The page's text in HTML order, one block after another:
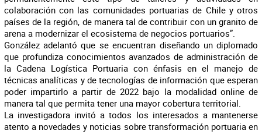
colaboración con las comunidades portuarias de Chile y otros
países de la región, de manera tal de contribuir con un granito de
arena a modernizar el ecosistema de negocios portuarios”.
González adelantó que se encuentran diseñando un diplomado
que profundiza conocimientos avanzados de administración de
la Cadena Logística Portuaria con énfasis en el manejo de
técnicas analíticas y de tecnologías de información que esperan
poder impartirlo a partir de 2022 bajo la modalidad online de
manera tal que permita tener una mayor cobertura territorial.
La investigadora invitó a todos los interesados a mantenerse
atento a novedades y noticias sobre transformación portuaria en